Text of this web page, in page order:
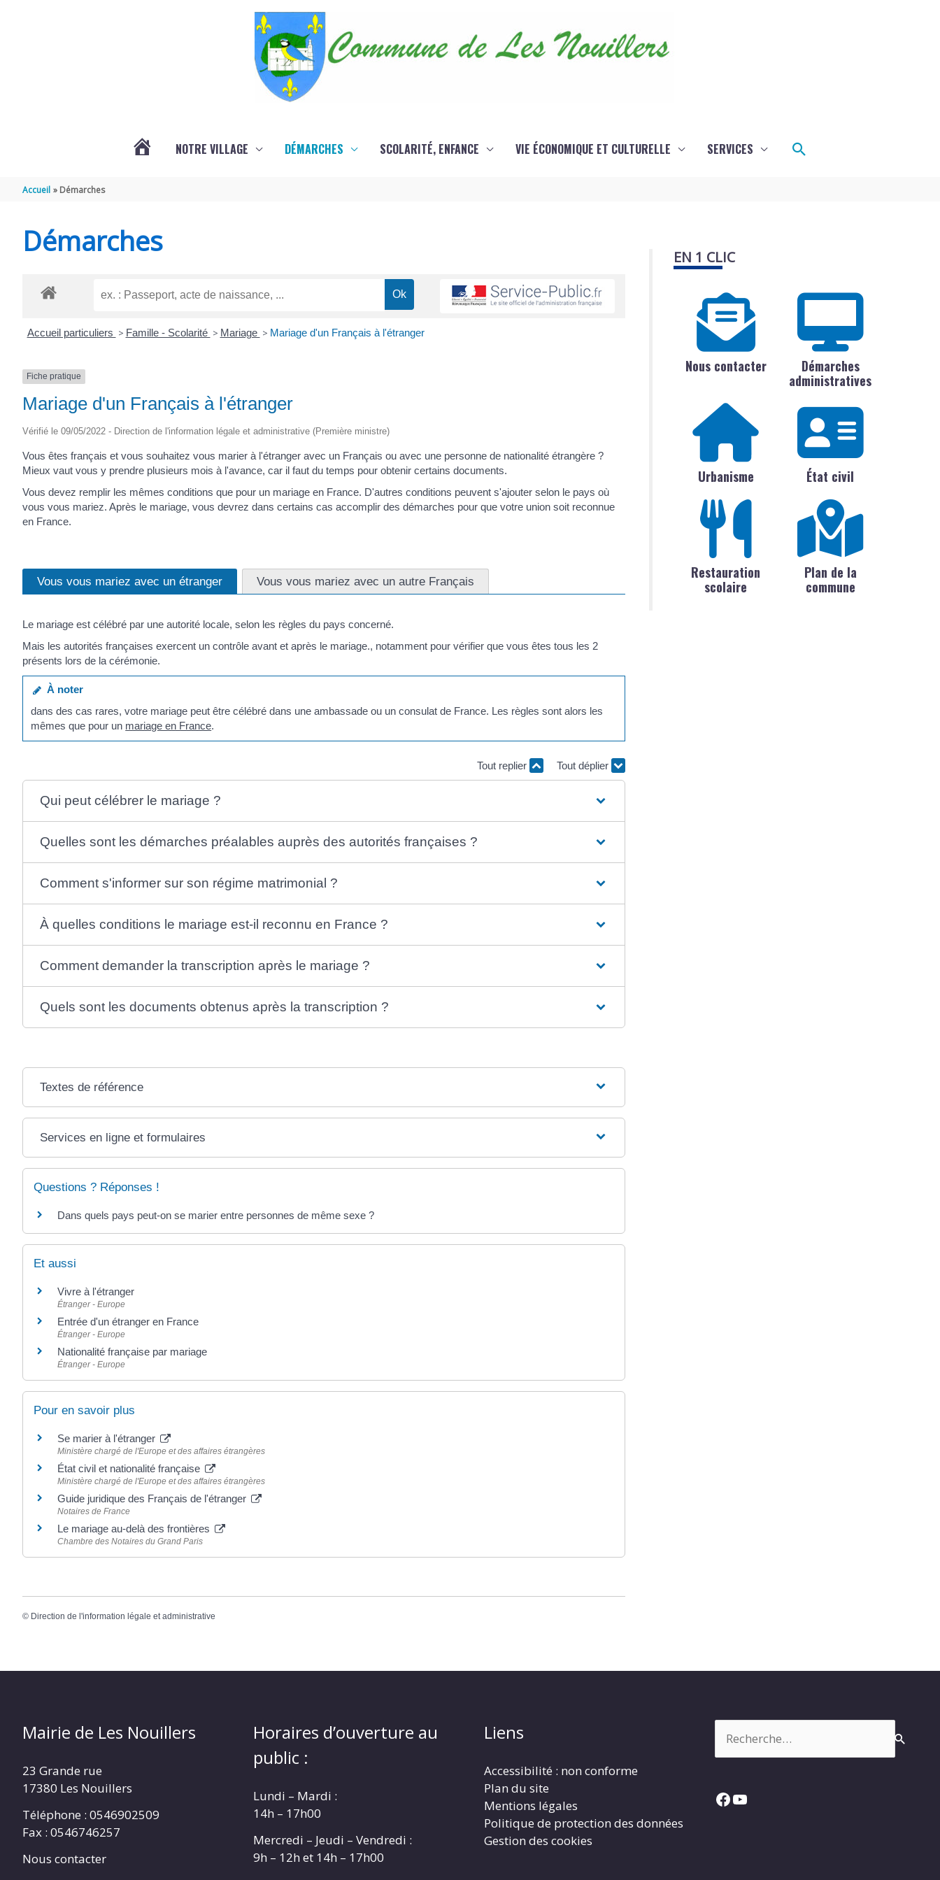
NOTRE VILLAGE DÉMARCHES SCOLARITÉ, ENFANCE VIE ÉCONOMIQUE ET CULTURELLE SERVICES Rechercher
Accueil Démarches
Démarches
Accueil particuliers > Famille - Scolarité > Mariage > Mariage d'un Français à l'étranger
Fiche pratique
Mariage d'un Français à l'étranger
Vérifié le 09/05/2022 - Direction de l'information légale et administrative (Première ministre)
Vous êtes français et vous souhaitez vous marier à l'étranger avec un Français ou avec une personne de nationalité étrangère ?
Mieux vaut vous y prendre plusieurs mois à l'avance, car il faut du temps pour obtenir certains documents.
Vous devez remplir les mêmes conditions que pour un mariage en France. D'autres conditions peuvent s'ajouter selon le pays où
vous vous mariez. Après le mariage, vous devrez dans certains cas accomplir des démarches pour que votre union soit reconnue
en France.
Vous vous mariez avec un étranger Vous vous mariez avec un autre Français
Le mariage est célébré par une autorité locale, selon les règles du pays concerné.
Mais les autorités françaises exercent un contrôle avant et après le mariage., notamment pour vérifier que vous êtes tous les 2
présents lors de la cérémonie.
À noter
dans des cas rares, votre mariage peut être célébré dans une ambassade ou un consulat de France. Les règles sont alors les
mêmes que pour un mariage en France.
Tout replier Tout déplier
Qui peut célébrer le mariage ?
Quelles sont les démarches préalables auprès des autorités françaises ?
Comment s'informer sur son régime matrimonial ?
À quelles conditions le mariage est-il reconnu en France ?
Comment demander la transcription après le mariage ?
Quels sont les documents obtenus après la transcription ?
Textes de référence
Services en ligne et formulaires
Questions ? Réponses !
Dans quels pays peut-on se marier entre personnes de même sexe ?
Et aussi
Vivre à l'étranger
Étranger - Europe
Entrée d'un étranger en France
Étranger - Europe
Nationalité française par mariage
Étranger - Europe
Pour en savoir plus
Se marier à l'étranger
Ministère chargé de l'Europe et des affaires étrangères
État civil et nationalité française
Ministère chargé de l'Europe et des affaires étrangères
Guide juridique des Français de l'étranger
Notaires de France
Le mariage au-delà des frontières
Chambre des Notaires du Grand Paris
© Direction de l'information légale et administrative
EN 1 CLIC
Nous contacter
Démarches
administratives
Urbanisme État civil
Restauration
scolaire
Plan de la
commune
Mairie de Les Nouillers
23 Grande rue
17380 Les Nouillers
Téléphone : 0546902509
Fax : 0546746257
Nous contacter
Horaires d’ouverture au
public :
Lundi – Mardi :
14h – 17h00
Mercredi – Jeudi – Vendredi :
9h – 12h et 14h – 17h00
Liens
Accessibilité : non conforme
Plan du site
Mentions légales
Politique de protection des données
Gestion des cookies
Facebook
YouTube